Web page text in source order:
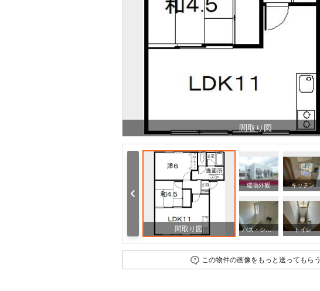
間取り図
間取り図
建物外観 キッチン
バス・シャワールーム トイレ
この物件の画像をもっと送ってもらう